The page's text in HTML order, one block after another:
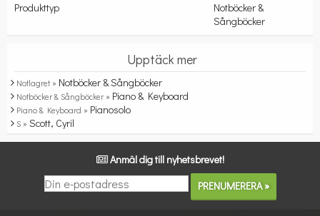
Produkttyp
Notböcker &
Sångböcker
Upptäck mer
Notlagret » Notböcker & Sångböcker
Notböcker & Sångböcker » Piano & Keyboard
Piano & Keyboard » Pianosolo
S » Scott, Cyril
Anmäl dig till nyhetsbrevet!